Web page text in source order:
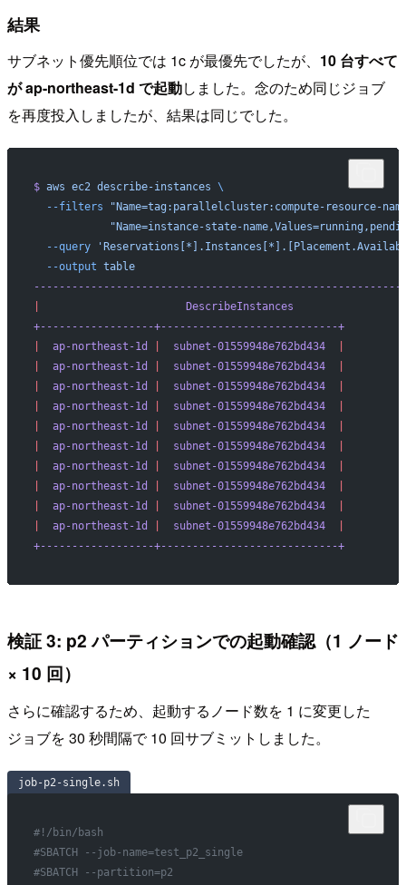
結果
サブネット優先順位では 1c が最優先でしたが、 10 台すべて
が ap-northeast-1d で起動しました。念のため同じジョブ
を再度投入しましたが、結果は同じでした。
$ aws ec2 describe-instances \
  --filters
"Name=tag:parallelcluster:compute-resource-
"Name=instance-state-
  --query
  --output
table
                       DescribeInstances
+------------------+----------------------------+
  ap-northeast-1d
  subnet-01559948e762bd434
  |
  ap-northeast-1d
  subnet-01559948e762bd434
  |
  ap-northeast-1d
  subnet-01559948e762bd434
  |
  ap-northeast-1d
  subnet-01559948e762bd434
  |
  ap-northeast-1d
  subnet-01559948e762bd434
  |
  ap-northeast-1d
  subnet-01559948e762bd434
  |
  ap-northeast-1d
  subnet-01559948e762bd434
  |
  ap-northeast-1d
  subnet-01559948e762bd434
  |
  ap-northeast-1d
  subnet-01559948e762bd434
  |
  ap-northeast-1d
  subnet-01559948e762bd434
  |
+------------------+----------------------------+
検証 3: p2 パーティションでの起動確認（1 ノード
× 10 回）
さらに確認するため、起動するノード数を 1 に変更した
ジョブを 30 秒間隔で 10 回サブミットしました。
job-p2-single.sh
#!/bin/bash
#SBATCH --job-name=test_p2_single
#SBATCH --partition=p2